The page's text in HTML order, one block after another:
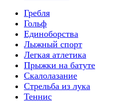
Гребля
Гольф
Единоборства
Лыжный спорт
Легкая атлетика
Прыжки на батуте
Скалолазание
Стрельба из лука
Теннис